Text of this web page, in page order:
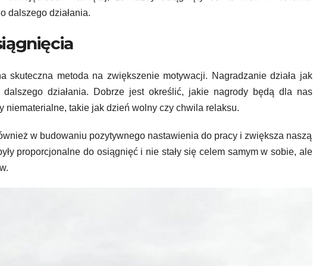
dalszego działania.
skuteczna metoda na zwiększenie motywacji. Nagradzanie działa jak
działania. Dobrze jest określić, jakie nagrody będą dla nas
niematerialne, takie jak dzień wolny czy chwila relaksu.
w budowaniu pozytywnego nastawienia do pracy i zwiększa naszą
proporcjonalne do osiągnięć i nie stały się celem samym w sobie, ale